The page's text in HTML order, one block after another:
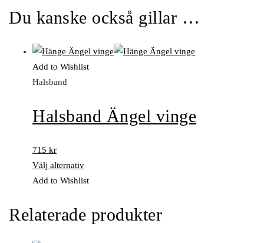
Du kanske också gillar …
Add to Wishlist
Halsband
Halsband Ängel vinge
715 kr
Välj alternativ
Add to Wishlist
Relaterade produkter